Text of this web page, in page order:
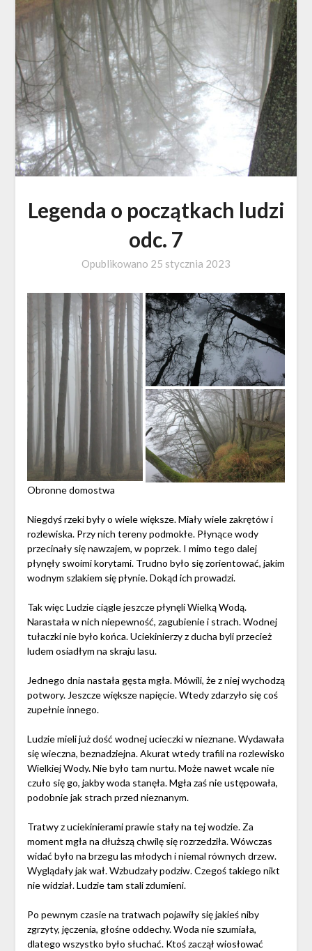
Legenda o początkach ludzi
odc. 7
Opublikowano 25 stycznia 2023
Obronne domostwa
Niegdyś rzeki były o wiele większe. Miały wiele zakrętów i
rozlewiska. Przy nich tereny podmokłe. Płynące wody
przecinały się nawzajem, w poprzek. I mimo tego dalej
płynęły swoimi korytami. Trudno było się zorientować, jakim
wodnym szlakiem się płynie. Dokąd ich prowadzi.
Tak więc Ludzie ciągle jeszcze płynęli Wielką Wodą.
Narastała w nich niepewność, zagubienie i strach. Wodnej
tułaczki nie było końca. Uciekinierzy z ducha byli przecież
ludem osiadłym na skraju lasu.
Jednego dnia nastała gęsta mgła. Mówili, że z niej wychodzą
potwory. Jeszcze większe napięcie. Wtedy zdarzyło się coś
zupełnie innego.
Ludzie mieli już dość wodnej ucieczki w nieznane. Wydawała
się wieczna, beznadziejna. Akurat wtedy trafili na rozlewisko
Wielkiej Wody. Nie było tam nurtu. Może nawet wcale nie
czuło się go, jakby woda stanęła. Mgła zaś nie ustępowała,
podobnie jak strach przed nieznanym.
Tratwy z uciekinierami prawie stały na tej wodzie. Za
moment mgła na dłuższą chwilę się rozrzedziła. Wówczas
widać było na brzegu las młodych i niemal równych drzew.
Wyglądały jak wał. Wzbudzały podziw. Czegoś takiego nikt
nie widział. Ludzie tam stali zdumieni.
Po pewnym czasie na tratwach pojawiły się jakieś niby
zgrzyty, jęczenia, głośne oddechy. Woda nie szumiała,
dlatego wszystko było słuchać. Ktoś zaczął wiosłować